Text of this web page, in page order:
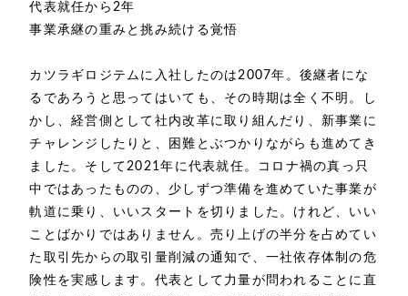
代表就任から2年
事業承継の重みと挑み続ける覚悟
カツラギロジテムに入社したのは2007年。後継者にな
るであろうと思ってはいても、その時期は全く不明。し
かし、経営側として社内改革に取り組んだり、新事業に
チャレンジしたりと、困難とぶつかりながらも進めてき
ました。そして2021年に代表就任。コロナ禍の真っ只
中ではあったものの、少しずつ準備を進めていた事業が
軌道に乗り、いいスタートを切りました。けれど、いい
ことばかりではありません。売り上げの半分を占めてい
た取引先からの取引量削減の通知で、一社依存体制の危
険性を実感します。代表として力量が問われることに直